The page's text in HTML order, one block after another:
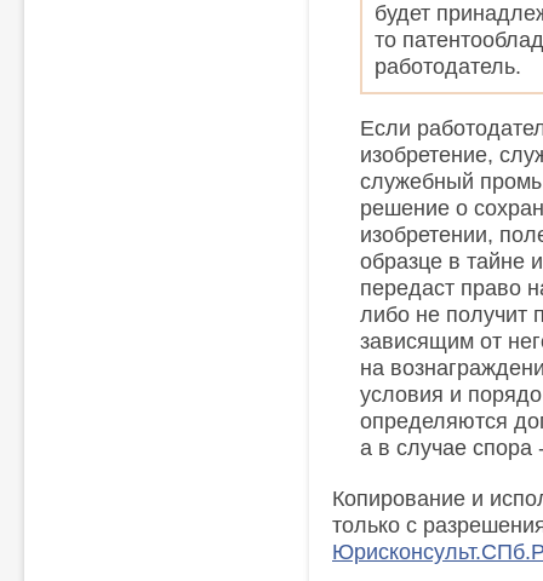
будет
то
работодатель.
Если
изобретение,
служебный
решение о
изобретении,
образце в тайне
передаст право
либо не получит
зависящим от
на
условия и
определяются
а в случае спора
Копирование и
только с